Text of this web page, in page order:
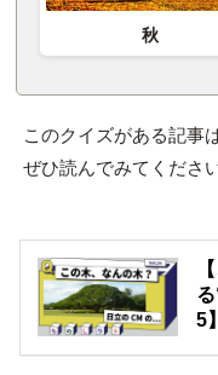
秋
このクイズがある記事
ぜひ読んでみてください
5】